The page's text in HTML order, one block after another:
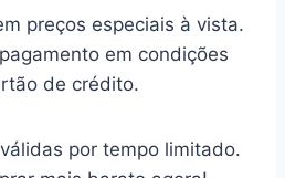
preços especiais à vista.
em condições
de crédito.
por tempo limitado.